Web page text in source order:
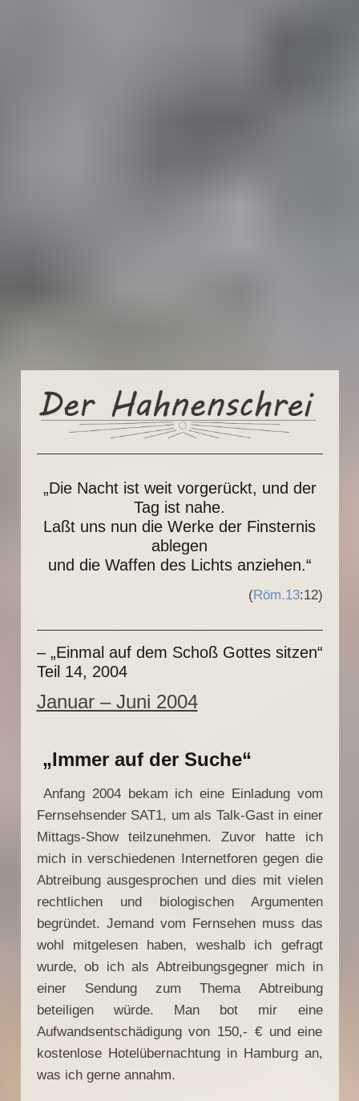
„Die Nacht ist weit vorgerückt, und der
Tag ist nahe.
Laßt uns nun die Werke der Finsternis
ablegen
und die Waffen des Lichts anziehen.“
(Röm.13:12)
– „Einmal auf dem Schoß Gottes sitzen“
Teil 14, 2004
Januar – Juni 2004
„Immer auf der Suche“
Anfang 2004 bekam ich eine Einladung vom
Fernsehsender SAT1, um als Talk-Gast in einer
Mittags-Show teilzunehmen. Zuvor hatte ich
mich in verschiedenen Internetforen gegen die
Abtreibung ausgesprochen und dies mit vielen
rechtlichen und biologischen Argumenten
begründet. Jemand vom Fernsehen muss das
wohl mitgelesen haben, weshalb ich gefragt
wurde, ob ich als Abtreibungsgegner mich in
einer Sendung zum Thema Abtreibung
beteiligen würde. Man bot mir eine
Aufwandsentschädigung von 150,- € und eine
kostenlose Hotelübernachtung in Hamburg an,
was ich gerne annahm.